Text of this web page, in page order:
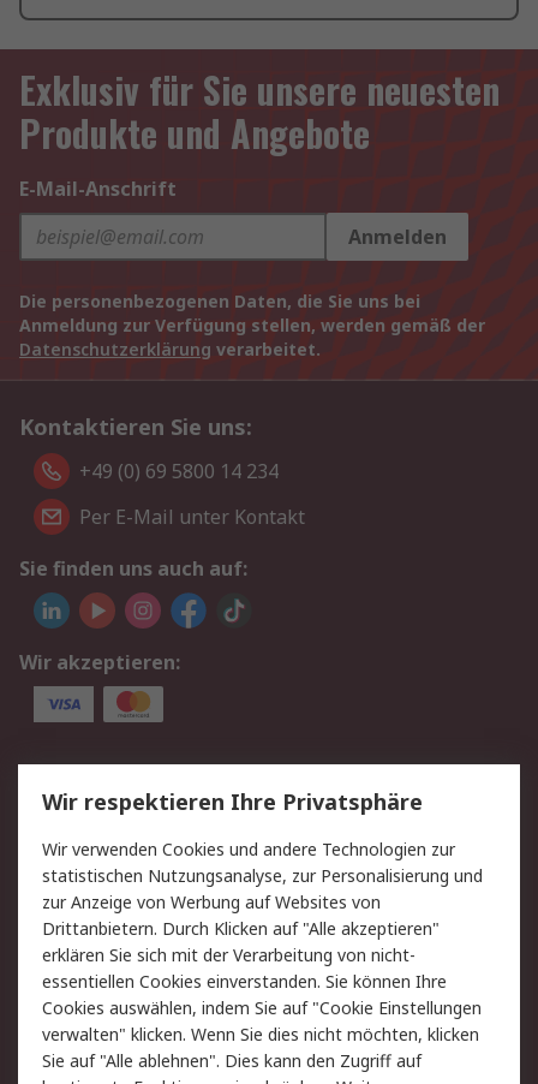
Exklusiv für Sie unsere neuesten
Produkte und Angebote
E-Mail-Anschrift
Anmelden
Die personenbezogenen Daten, die Sie uns bei
Anmeldung zur Verfügung stellen, werden gemäß der
Datenschutzerklärung verarbeitet.
Kontaktieren Sie uns:
+49 (0) 69 5800 14 234
Per E-Mail unter Kontakt
Sie finden uns auch auf:
Wir akzeptieren:
Service
Value Added Services
Lieferlösungen
Rücksendungen
Kontakt
Hilfe
Privatkunden
Rechtliches
AGB
Datenschutz
Cookie-Richtlinie
Zahlungsbedingungen
Copyright/Impressum
Entsorgung
Wir respektieren Ihre Privatsphäre
Wir verwenden Cookies und andere Technologien zur
statistischen Nutzungsanalyse, zur Personalisierung und
zur Anzeige von Werbung auf Websites von
Drittanbietern. Durch Klicken auf "Alle akzeptieren"
erklären Sie sich mit der Verarbeitung von nicht-
essentiellen Cookies einverstanden. Sie können Ihre
Cookies auswählen, indem Sie auf "Cookie Einstellungen
verwalten" klicken. Wenn Sie dies nicht möchten, klicken
Sie auf "Alle ablehnen". Dies kann den Zugriff auf